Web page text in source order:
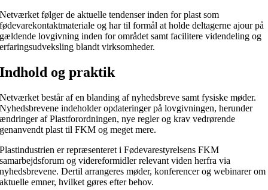
Netværket følger de aktuelle tendenser inden for plast som
fødevarekontaktmateriale og har til formål at holde deltagerne ajour på
gældende lovgivning inden for området samt facilitere videndeling og
erfaringsudveksling blandt virksomheder.
Indhold og praktik
Netværket består af en blanding af nyhedsbreve samt fysiske møder.
Nyhedsbrevene indeholder opdateringer på lovgivningen, herunder
ændringer af Plastforordningen, nye regler og krav vedrørende
genanvendt plast til FKM og meget mere.
Plastindustrien er repræsenteret i Fødevarestyrelsens FKM
samarbejdsforum og videreformidler relevant viden herfra via
nyhedsbrevene. Dertil arrangeres møder, konferencer og webinarer om
aktuelle emner, hvilket gøres efter behov.